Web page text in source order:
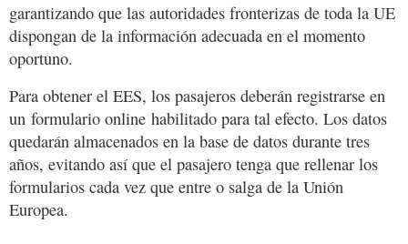
garantizando que las autoridades fronterizas de toda la UE
dispongan de la información adecuada en el momento
oportuno.
Para obtener el EES, los pasajeros deberán registrarse en
un formulario online habilitado para tal efecto. Los datos
quedarán almacenados en la base de datos durante tres
años, evitando así que el pasajero tenga que rellenar los
formularios cada vez que entre o salga de la Unión
Europea.